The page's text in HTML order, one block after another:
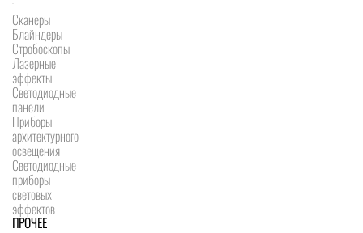
Сканеры
Блайндеры
Стробоскопы
Лазерные
эффекты
Светодиодные
панели
Приборы
архитектурного
освещения
Светодиодные
приборы
световых
эффектов
ПРОЧЕЕ